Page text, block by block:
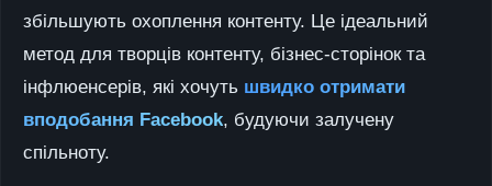
збільшують охоплення контенту. Це ідеальний
метод для творців контенту, бізнес-сторінок та
інфлюенсерів, які хочуть швидко отримати
вподобання Facebook, будуючи залучену
спільноту.